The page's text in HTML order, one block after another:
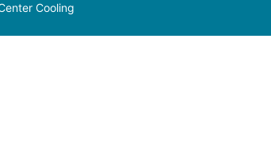
Cooling